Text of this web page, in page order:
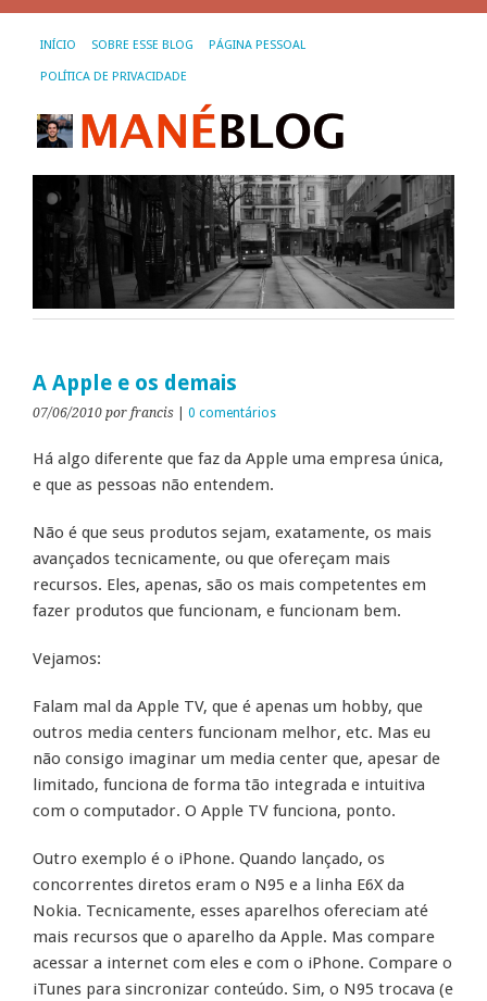
INÍCIO SOBRE ESSE BLOG PÁGINA PESSOAL
POLÍTICA DE PRIVACIDADE
A Apple e os demais
07/06/2010 por francis 0 comentários
Há algo diferente que faz da Apple uma empresa única,
e que as pessoas não entendem.
Não é que seus produtos sejam, exatamente, os mais
avançados tecnicamente, ou que ofereçam mais
recursos. Eles, apenas, são os mais competentes em
fazer produtos que funcionam, e funcionam bem.
Vejamos:
Falam mal da Apple TV, que é apenas um hobby, que
outros media centers funcionam melhor, etc. Mas eu
não consigo imaginar um media center que, apesar de
limitado, funciona de forma tão integrada e intuitiva
com o computador. O Apple TV funciona, ponto.
Outro exemplo é o iPhone. Quando lançado, os
concorrentes diretos eram o N95 e a linha E6X da
Nokia. Tecnicamente, esses aparelhos ofereciam até
mais recursos que o aparelho da Apple. Mas compare
acessar a internet com eles e com o iPhone. Compare o
iTunes para sincronizar conteúdo. Sim, o N95 trocava (e